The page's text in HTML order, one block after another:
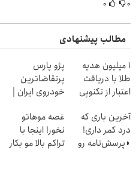
۰ ۰
مطالب پیشنهادی
1 میلیون هدیه
طلا با دریافت
اعتبار از تکنوپی
پژو پارس
پرتقاضاترین
خودروی ایران |
فرصت رو از
دست نده!
آخرین باری که
درد کمر داری!
◗پرسش‌نامه رو
غصه موهاتو
نخور! اینجا با
تراکم بالا مو بکار